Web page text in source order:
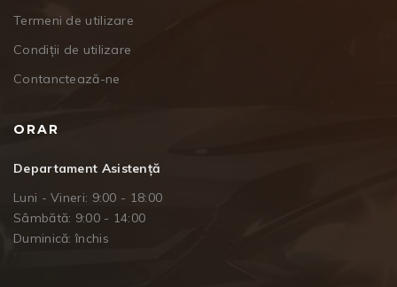
Termeni de utilizare
Condiții de utilizare
Contanctează-ne
ORAR
Departament Asistență
Luni - Vineri: 9:00 - 18:00
Sâmbătă: 9:00 - 14:00
Duminică: închis